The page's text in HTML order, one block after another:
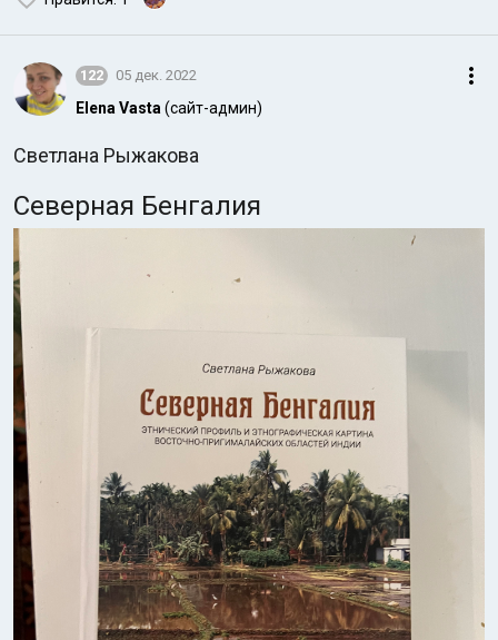
122 05 дек. 2022
Elena Vasta (сайт-админ)
Светлана Рыжакова
Северная Бенгалия